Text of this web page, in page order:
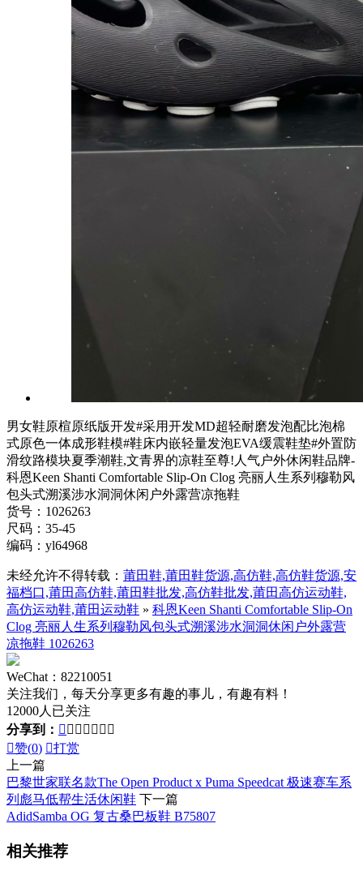
男女鞋原楦原纸版开发#采用开发MD超轻耐磨发泡配比泡棉
式原色一体成形鞋模#鞋床内嵌轻量发泡EVA缓震鞋垫#外置防
滑纹路模块夏季潮鞋,文青界的凉鞋至尊!人气户外休闲鞋品牌-
科恩Keen Shanti Comfortable Slip-On Clog 亮丽人生系列穆勒风
包头式溯溪涉水洞洞休闲户外露营凉拖鞋
货号：1026263
尺码：35-45
编码：yl64968
未经允许不得转载： 莆田鞋,莆田鞋货源,高仿鞋,高仿鞋货源,安
福档口,莆田高仿鞋,莆田鞋批发,高仿鞋批发,莆田高仿运动鞋,
高仿运动鞋,莆田运动鞋 » 科恩Keen Shanti Comfortable Slip-On
Clog 亮丽人生系列穆勒风包头式溯溪涉水洞洞休闲户外露营
凉拖鞋 1026263
WeChat：82210051
关注我们，每天分享更多有趣的事儿，有趣有料！
12000人已关注
分享到：       
赞(0) 打赏
上一篇
巴黎世家联名款The Open Product x Puma Speedcat 极速赛车系
列彪马低帮生活休闲鞋 下一篇
AdidSamba OG 复古桑巴板鞋 B75807
相关推荐